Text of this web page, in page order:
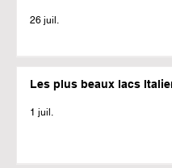
26 juil.
Les plus beaux lacs
1 juil.